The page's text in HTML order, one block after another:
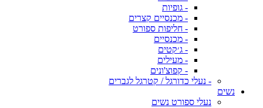
- גופיות
- מכנסיים קצרים
- חליפות ספורט
- מכנסיים
- ג׳קטים
- מעילים
- קפוצ'ונים
- נעלי כדורגל / קטרגל לגברים
נשים
נעלי ספורט נשים